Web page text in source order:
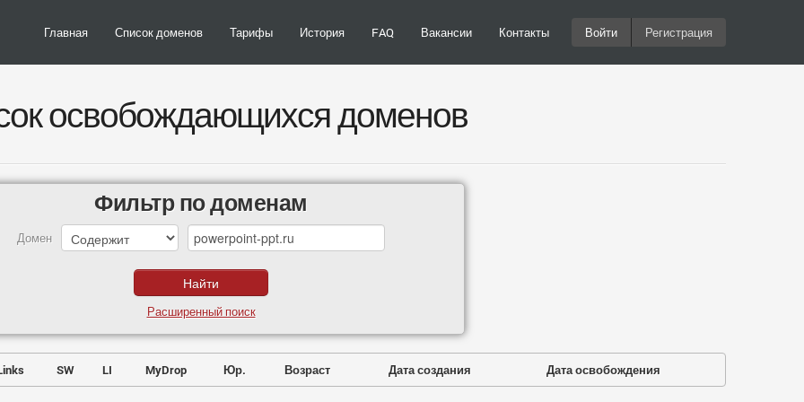
Главная Список доменов Тарифы История FAQ Вакансии Контакты Войти Регистрация
освобождающихся доменов
Фильтр по доменам
Домен
Расширенный поиск
SW LI MyDrop Юр. Возраст Дата создания Дата освобождения